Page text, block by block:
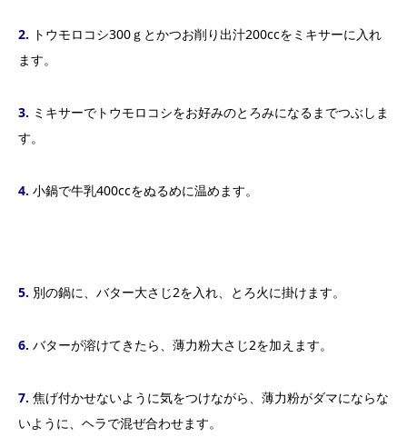
2. トウモロコシ300ｇとかつお削り出汁200ccをミキサーに入れ
ます。
3. ミキサーでトウモロコシをお好みのとろみになるまでつぶしま
す。
4. 小鍋で牛乳400ccをぬるめに温めます。
5. 別の鍋に、バター大さじ2を入れ、とろ火に掛けます。
6. バターが溶けてきたら、薄力粉大さじ2を加えます。
7. 焦げ付かせないように気をつけながら、薄力粉がダマにならな
いように、ヘラで混ぜ合わせます。